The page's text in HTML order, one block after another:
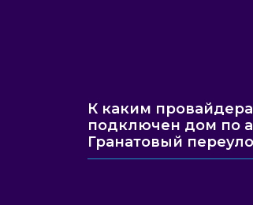
К каким
подключен дом по
Гранатовый